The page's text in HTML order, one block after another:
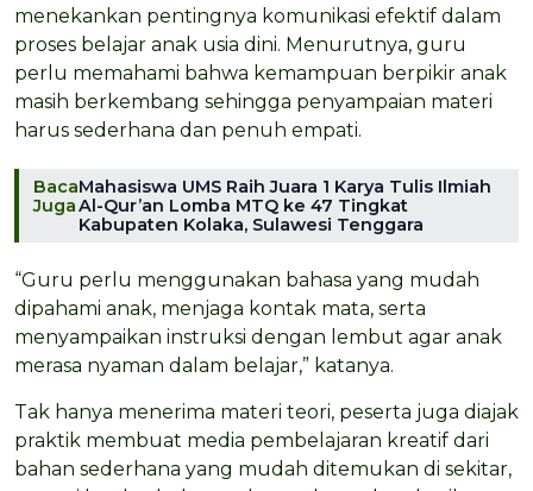
menekankan pentingnya komunikasi efektif dalam
proses belajar anak usia dini. Menurutnya, guru
perlu memahami bahwa kemampuan berpikir anak
masih berkembang sehingga penyampaian materi
harus sederhana dan penuh empati.
Baca
Juga
Mahasiswa UMS Raih Juara 1 Karya Tulis Ilmiah
Al-Qur’an Lomba MTQ ke 47 Tingkat
Kabupaten Kolaka, Sulawesi Tenggara
“Guru perlu menggunakan bahasa yang mudah
dipahami anak, menjaga kontak mata, serta
menyampaikan instruksi dengan lembut agar anak
merasa nyaman dalam belajar,” katanya.
Tak hanya menerima materi teori, peserta juga diajak
praktik membuat media pembelajaran kreatif dari
bahan sederhana yang mudah ditemukan di sekitar,